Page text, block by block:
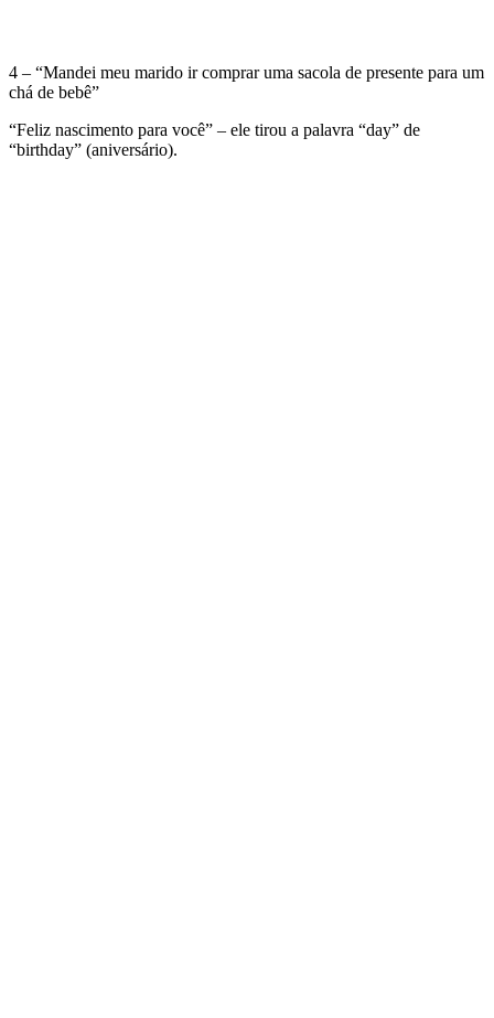
4 – “Mandei meu marido ir comprar uma sacola de presente para um
chá de bebê”
“Feliz nascimento para você” – ele tirou a palavra “day” de
“birthday” (aniversário).